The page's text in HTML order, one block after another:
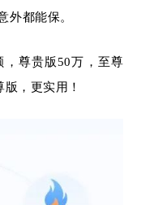
外都能保。
，尊贵版50万，至尊
，更实用！